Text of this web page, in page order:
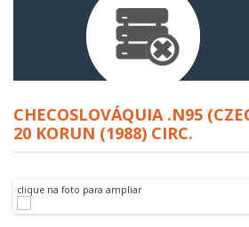
CHECOSLOVÁQUIA .N95
20 KORUN (1988) CIRC.
clique na foto para ampliar